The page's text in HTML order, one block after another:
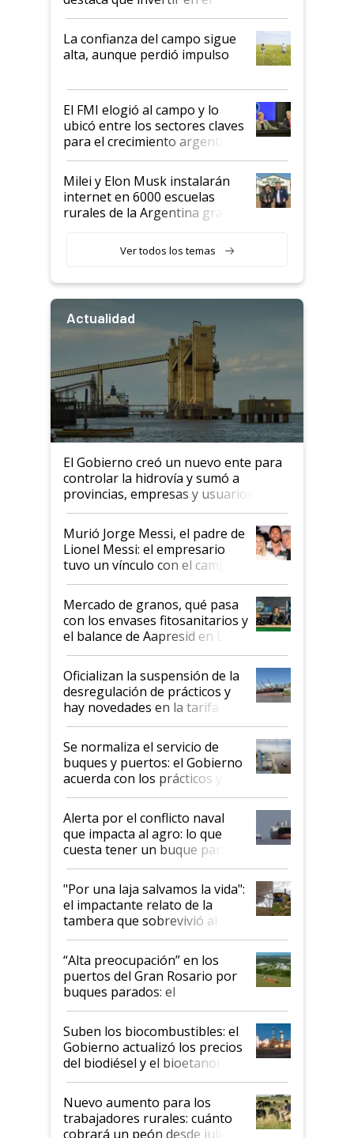
kirchnerismo era como "darle
plata a un hijo para droga":
Juan Félix Rossetti, el libertario
que de una dura crisis salió
de Milei
La confianza del campo sigue
alta, aunque perdió impulso
El FMI elogió al campo y lo
ubicó entre los sectores claves
para el crecimiento argentino
Milei y Elon Musk instalarán
internet en 6000 escuelas
rurales de la Argentina gracias
Ver todos los temas
Actualidad
El Gobierno creó un nuevo ente para
controlar la hidrovía y sumó a
provincias, empresas y usuarios
Murió Jorge Messi, el padre de
Lionel Messi: el empresario
tuvo un vínculo con el campo
Mercado de granos, qué pasa
con los envases fitosanitarios y
el balance de Aapresid en La
Posta
Oficializan la suspensión de la
desregulación de prácticos y
hay novedades en la tarifa de
la hidrovía
Se normaliza el servicio de
buques y puertos: el Gobierno
acuerda con los prácticos y
suspende el decreto de
desregulación
Alerta por el conflicto naval
que impacta al agro: lo que
cuesta tener un buque parado
y el peligro de que Argentina
pase a ser "país sucio"
"Por una laja salvamos la vida":
el impactante relato de la
tambera que sobrevivió al
tornado
“Alta preocupación” en los
puertos del Gran Rosario por
buques parados: el
funcionamiento de las
exportadoras en tensión tras
la medida de fuerza de los
prácticos
Suben los biocombustibles: el
Gobierno actualizó los precios
del biodiésel y el bioetanol
Nuevo aumento para los
trabajadores rurales: cuánto
cobrará un peón desde julio